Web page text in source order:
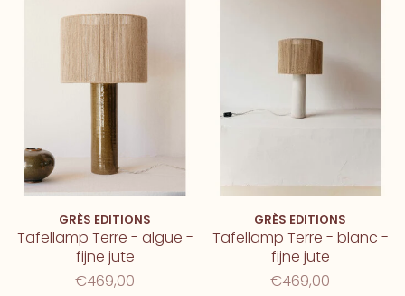
GRÈS EDITIONS
Tafellamp Terre - algue -
fijne jute
€469,00
GRÈS EDITIONS
Tafellamp Terre - blanc -
fijne jute
€469,00